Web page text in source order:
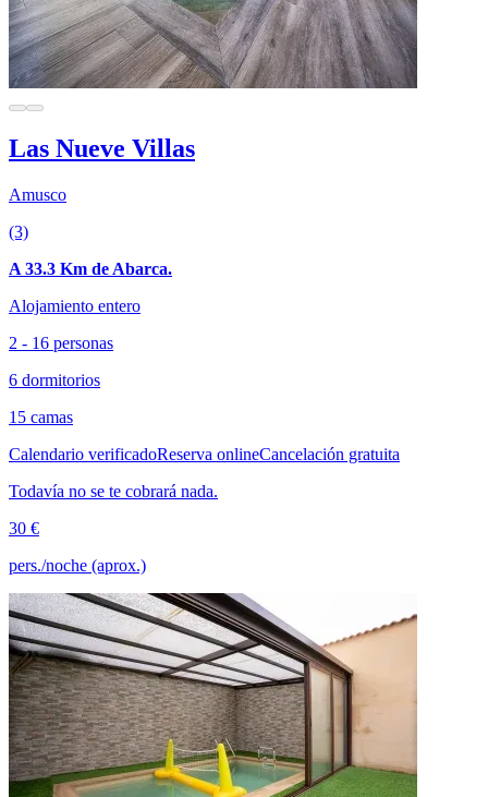
Las Nueve Villas
Amusco
(3)
A 33.3 Km de Abarca.
Alojamiento entero
2 - 16 personas
6 dormitorios
15 camas
Calendario verificadoReserva onlineCancelación gratuita
Todavía no se te cobrará nada.
30 €
pers./noche (aprox.)